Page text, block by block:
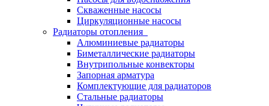
Скваженные насосы
Циркуляционные насосы
Радиаторы отопления
Алюминиевые радиаторы
Биметаллические радиаторы
Внутрипольные конвекторы
Запорная арматура
Комплектующие для радиаторов
Стальные радиаторы